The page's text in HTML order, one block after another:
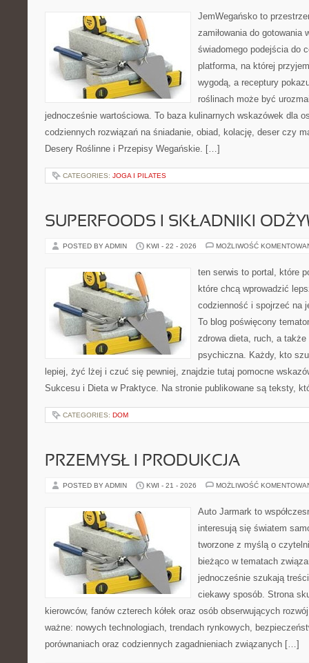
JemWegańsko to
zamiłowania do gotowania
świadomego podejścia do
platforma, na której
wygodą, a receptury
roślinach może być
jednocześnie wartościowa. To baza kulinarnych wskazówek dla
codziennych rozwiązań na śniadanie, obiad, kolację, deser czy
Desery Roślinne i Przepisy Wegańskie. […]
CATEGORIES: JOGA I PILATES
SUPERFOODS I SKŁADNIKI
POSTED BY ADMIN KWI - 22 - 2026 MOŻLIWOŚĆ
ten serwis to portal, które
które chcą wprowadzić
codzienność i spojrzeć na
To blog poświęcony
zdrowa dieta, ruch, a
psychiczna. Każdy, kto
lepiej, żyć lżej i czuć się pewniej, znajdzie tutaj pomocne
Sukcesu i Dieta w Praktyce. Na stronie publikowane są teksty,
CATEGORIES: DOM
PRZEMYSŁ I PRODUKCJA
POSTED BY ADMIN KWI - 21 - 2026 MOŻLIWOŚĆ
Auto Jarmark to
interesują się światem
tworzone z myślą o
bieżąco w tematach
jednocześnie szukają
ciekawy sposób. Strona
kierowców, fanów czterech kółek oraz osób obserwujących
ważne: nowych technologiach, trendach rynkowych,
porównaniach oraz codziennych zagadnieniach związanych […]